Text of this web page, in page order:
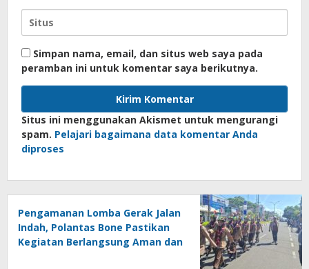
Simpan nama, email, dan situs web saya pada
peramban ini untuk komentar saya berikutnya.
Situs ini menggunakan Akismet untuk mengurangi
spam. Pelajari bagaimana data komentar Anda
diproses
Pengamanan Lomba Gerak Jalan
Indah, Polantas Bone Pastikan
Kegiatan Berlangsung Aman dan